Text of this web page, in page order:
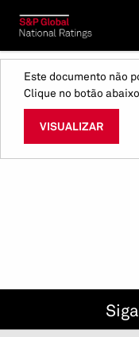
Este documento não
Clique no botão
VISUALIZAR